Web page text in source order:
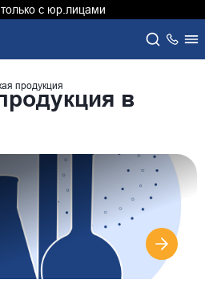
с юр.лицами
продукция
в